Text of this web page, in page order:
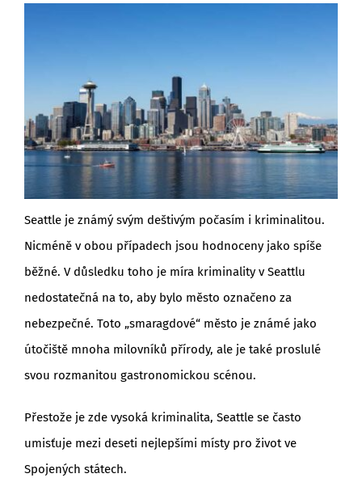
Seattle je známý svým deštivým počasím i kriminalitou.
Nicméně v obou případech jsou hodnoceny jako spíše
běžné. V důsledku toho je míra kriminality v Seattlu
nedostatečná na to, aby bylo město označeno za
nebezpečné. Toto „smaragdové“ město je známé jako
útočiště mnoha milovníků přírody, ale je také proslulé
svou rozmanitou gastronomickou scénou.
Přestože je zde vysoká kriminalita, Seattle se často
umisťuje mezi deseti nejlepšími místy pro život ve
Spojených státech.